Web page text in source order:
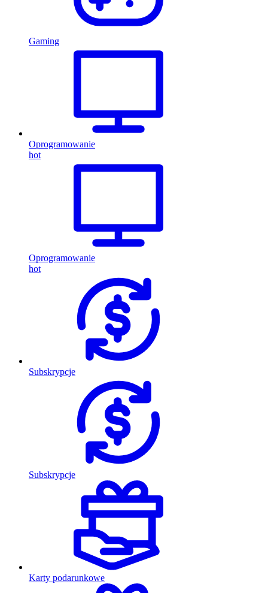
Gaming
Oprogramowanie
hot
Oprogramowanie
hot
Subskrypcje
Subskrypcje
Karty podarunkowe